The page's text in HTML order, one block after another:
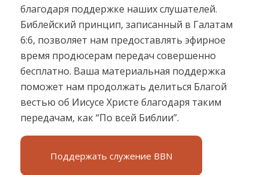
благодаря поддержке наших слушателей.
Библейский принцип, записанный в Галатам
6:6, позволяет нам предоставлять эфирное
время продюсерам передач совершенно
бесплатно. Ваша материальная поддержка
поможет нам продолжать делиться Благой
вестью об Иисусе Христе благодаря таким
передачам, как “По всей Библии”.
Поддержать служение BBN